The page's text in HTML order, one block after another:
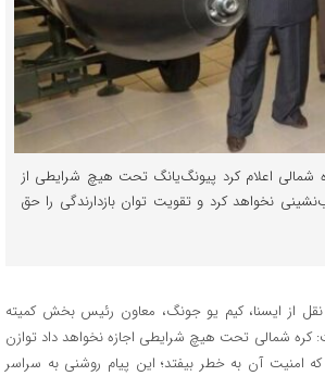
شمالی اعلام کرد پیونگ‌یانگ تحت هیچ شرایطی از
نخواهد کرد و تقویت توان بازدارندگی را حق
نقل از ایسنا، کیم یو جونگ، معاون رئیس بخش کمیته
کره شمالی تحت هیچ شرایطی اجازه نخواهد داد توازن
امنیت آن به خطر بیفتد؛ این پیام روشنی به سراسر